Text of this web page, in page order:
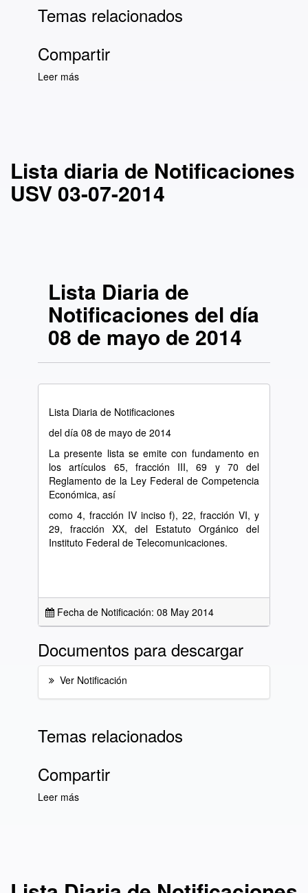
Temas relacionados
Compartir
Leer más
Lista diaria de Notificaciones
USV 03-07-2014
Lista Diaria de
Notificaciones del día
08 de mayo de 2014
Lista Diaria de Notificaciones
del día 08 de mayo de 2014
La presente lista se emite con fundamento en
los artículos 65, fracción III, 69 y 70 del
Reglamento de la Ley Federal de Competencia
Económica, así
como 4, fracción IV inciso f), 22, fracción VI, y
29, fracción XX, del Estatuto Orgánico del
Instituto Federal de Telecomunicaciones.
Fecha de Notificación: 08 May 2014
Documentos para descargar
Ver Notificación
Temas relacionados
Compartir
Leer más